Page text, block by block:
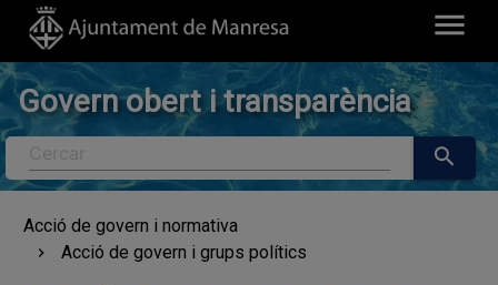
menu
Govern obert i transparència
Cercar
search
Acció de govern i normativa
Acció de govern i grups polítics